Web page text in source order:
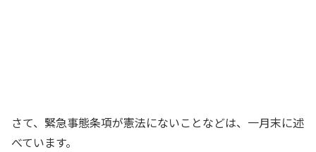
さて、緊急事態条項が憲法にないことなどは、一月末に述
べています。